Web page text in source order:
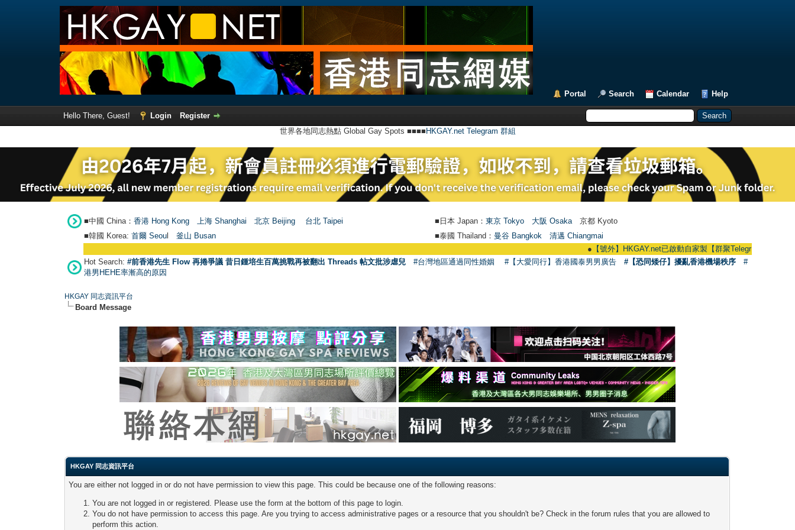
Portal Search Calendar Help
Hello There, Guest! Login
Register
世界各地同志熱點 Global Gay Spots ■■■■ HKGAY.net Telegram 群組
■中國 China： 香港 Hong Kong 上海 Shanghai 北京 Beijing 台北 Taipei ■日本 Japan： 東京 Tokyo 大阪 Osaka 京都 Kyoto
■韓國 Korea: 首爾 Seou 釜山 Busan ■泰國 Thailand： 曼谷 Bangkok
清邁 Chiangmai
【號外】HKGAY.net已啟動自家製【群聚Telegram群組】
Hot Search: #前香港先生 Flow 再捲爭議 昔日鍾培生百萬挑戰再被翻出 Threads 帖文批涉虐兒 #台灣地區通過同性婚姻 #【大愛同行】香港國泰男男廣告 #【恐同矮仔】擾亂香港機場秩序
#
港男HEHE率漸高的原因
HKGAY 同志資訊平台
Board Message
HKGAY 同志資訊平台
You are either not logged in or do not have permission to view this page. This could be because one of the following reasons:
You are not logged in or registered. Please use the form at the bottom of this page to login.
You do not have permission to access this page. Are you trying to access administrative pages or a resource that you shouldn't be? Check in the forum rules that you are allowed to
perform this action.